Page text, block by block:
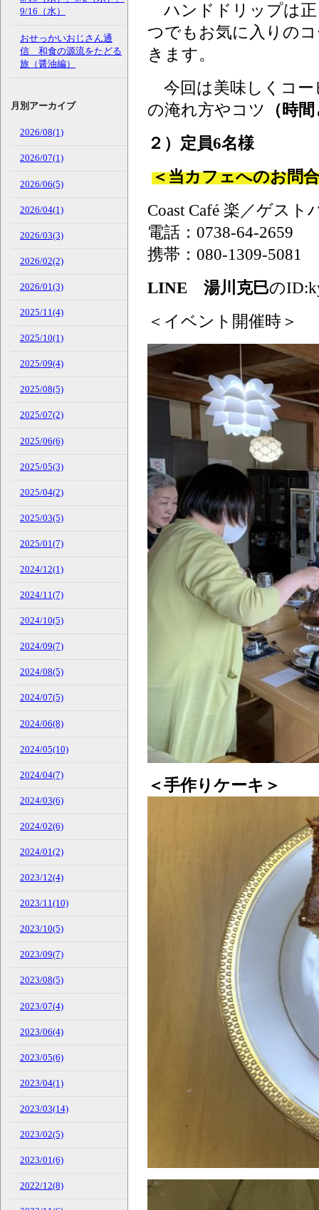
9/16（水）
おせっかいおじさん通
信 和食の源流をたどる
旅（醤油編）
月別アーカイブ
2026/08(1)
2026/07(1)
2026/06(5)
2026/04(1)
2026/03(3)
2026/02(2)
2026/01(3)
2025/11(4)
2025/10(1)
2025/09(4)
2025/08(5)
2025/07(2)
2025/06(6)
2025/05(3)
2025/04(2)
2025/03(5)
2025/01(7)
2024/12(1)
2024/11(7)
2024/10(5)
2024/09(7)
2024/08(5)
2024/07(5)
2024/06(8)
2024/05(10)
2024/04(7)
2024/03(6)
2024/02(6)
2024/01(2)
2023/12(4)
2023/11(10)
2023/10(5)
2023/09(7)
2023/08(5)
2023/07(4)
2023/06(4)
2023/05(6)
2023/04(1)
2023/03(14)
2023/02(5)
2023/01(6)
2022/12(8)
ハンドドリップは正
つでもお気に入りの
きます。
今回は美味しくコー
の淹れ方やコツ
（時
２）定員6名様
＜当カフェへのお問
Coast Café 楽／ゲス
電話：0738-64-2659
携帯：080-1309-5081
LINE 湯川克巳の
＜イベント開催時＞
＜手作りケーキ＞